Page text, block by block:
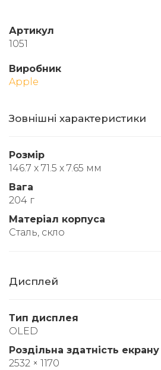
Артикул
1051
Виробник
Apple
Зовнішні характеристики
Розмір
146.7 x 71.5 x 7.65 мм
Вага
204 г
Матеріал корпуса
Сталь, скло
Дисплей
Тип дисплея
OLED
Роздільна здатність екрану
2532 × 1170